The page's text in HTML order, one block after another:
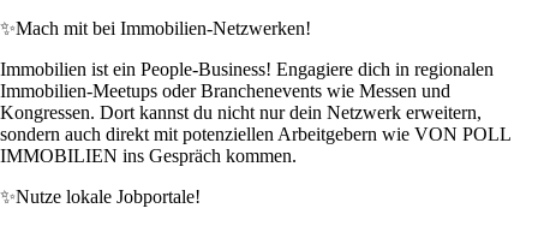
✨Mach mit bei Immobilien-Netzwerken!
Immobilien ist ein People-Business! Engagiere dich in regionalen
Immobilien-Meetups oder Branchenevents wie Messen und
Kongressen. Dort kannst du nicht nur dein Netzwerk erweitern,
sondern auch direkt mit potenziellen Arbeitgebern wie VON POLL
IMMOBILIEN ins Gespräch kommen.
✨Nutze lokale Jobportale!